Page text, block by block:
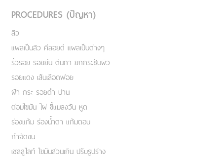
PROCEDURES (ปัญหา)
สิว
แผลเป็นสิว คีลอยด์ แผลเป็นต่างๆ
ริ้วรอย รอยย่น ตีนกา ยกกระชับผิว
รอยแดง เส้นเลือดฟอย
ฝ้า กระ รอยดำ ปาน
ต่อมไขมัน ไฝ ขี้แมลงวัน หูด
ร่องแก้ม ร่องน้ำตา แก้มตอบ
กำจัดขน
เชลลูไลท์ ไขมันส่วนเกิน ปรับรูปร่าง